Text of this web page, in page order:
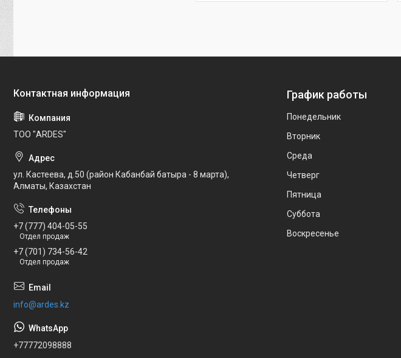
ТОО "ARDES"
ул. Кастеева, д.50 (район Кабанбай батыра - 8 марта),
Алматы, Казахстан
+7 (777) 404-05-55
Отдел продаж
+7 (701) 734-56-42
Отдел продаж
info@ardes.kz
+77772098888
График работы
Понедельник
Вторник
Среда
Четверг
Пятница
Суббота
Воскресенье